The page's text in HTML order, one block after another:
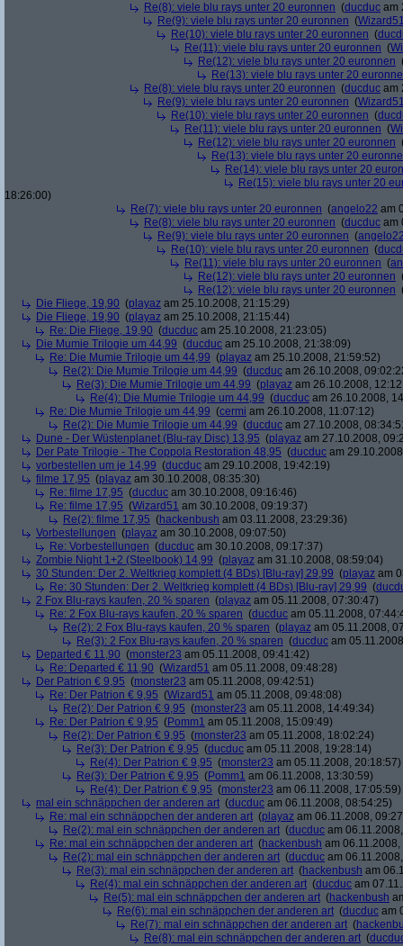
Re(8): viele blu rays unter 20 euronnen (ducduc am
Re(9): viele blu rays unter 20 euronnen (
Re(10): viele blu rays unter 20 euronnen (
Re(11): viele blu rays unter 20 euronnen (
Re(12): viele blu rays unter 20 euronnen
Re(13): viele blu rays unter 20
Re(8): viele blu rays unter 20 euronnen (ducduc am
Re(9): viele blu rays unter 20 euronnen (
Re(10): viele blu rays unter 20 euronnen (
Re(11): viele blu rays unter 20 euronnen (
Re(12): viele blu rays unter 20 euronnen
Re(13): viele blu rays unter 20
Re(14): viele blu rays unter 20
Re(15): viele blu rays unter 20
18:26:00)
Re(7): viele blu rays unter 20 euronnen (angelo22 am
Re(8): viele blu rays unter 20 euronnen (ducduc am
Re(9): viele blu rays unter 20 euronnen (
Re(10): viele blu rays unter 20 euronnen (
Re(11): viele blu rays unter 20 euronnen (
Re(12): viele blu rays unter 20 euronnen
Re(12): viele blu rays unter 20 euronnen
Die Fliege, 19,90 (playaz am 25.10.2008, 21:15:29)
Die Fliege, 19,90 (playaz am 25.10.2008, 21:15:44)
Re: Die Fliege, 19,90 (ducduc am 25.10.2008, 21:23:05)
Die Mumie Trilogie um 44,99 (ducduc am 25.10.2008, 21:38:09)
Re: Die Mumie Trilogie um 44,99 (playaz am 25.10.2008, 21:59:52)
Re(2): Die Mumie Trilogie um 44,99 (ducduc am 26.10.2008,
Re(3): Die Mumie Trilogie um 44,99 (playaz am 26.10.2008,
Re(4): Die Mumie Trilogie um 44,99 (ducduc am 26.10.2008,
Re: Die Mumie Trilogie um 44,99 (cermi am 26.10.2008, 11:07:12)
Re(2): Die Mumie Trilogie um 44,99 (ducduc am 27.10.2008,
Dune - Der Wüstenplanet (Blu-ray Disc) 13,95 (playaz am 27.10.2008,
Der Pate Trilogie - The Coppola Restoration 48,95 (ducduc am
vorbestellen um je 14,99 (ducduc am 29.10.2008, 19:42:19)
filme 17,95 (playaz am 30.10.2008, 08:35:30)
Re: filme 17,95 (ducduc am 30.10.2008, 09:16:46)
Re: filme 17,95 (Wizard51 am 30.10.2008, 09:19:37)
Re(2): filme 17,95 (hackenbush am 03.11.2008, 23:29:36)
Vorbestellungen (playaz am 30.10.2008, 09:07:50)
Re: Vorbestellungen (ducduc am 30.10.2008, 09:17:37)
Zombie Night 1+2 (Steelbook) 14,99 (playaz am 31.10.2008, 08:59:04)
30 Stunden: Der 2. Weltkrieg komplett (4 BDs) [Blu-ray] 29,99 (playaz am
Re: 30 Stunden: Der 2. Weltkrieg komplett (4 BDs) [Blu-ray] 29,99 (
2 Fox Blu-rays kaufen, 20 % sparen (playaz am 05.11.2008, 07:30:47)
Re: 2 Fox Blu-rays kaufen, 20 % sparen (ducduc am 05.11.2008,
Re(2): 2 Fox Blu-rays kaufen, 20 % sparen (playaz am 05.11.2008,
Re(3): 2 Fox Blu-rays kaufen, 20 % sparen (ducduc am
Departed € 11,90 (monster23 am 05.11.2008, 09:41:42)
Re: Departed € 11,90 (Wizard51 am 05.11.2008, 09:48:28)
Der Patrion € 9,95 (monster23 am 05.11.2008, 09:42:51)
Re: Der Patrion € 9,95 (Wizard51 am 05.11.2008, 09:48:08)
Re(2): Der Patrion € 9,95 (monster23 am 05.11.2008, 14:49:34)
Re: Der Patrion € 9,95 (Pomm1 am 05.11.2008, 15:09:49)
Re(2): Der Patrion € 9,95 (monster23 am 05.11.2008, 18:02:24)
Re(3): Der Patrion € 9,95 (ducduc am 05.11.2008, 19:28:14)
Re(4): Der Patrion € 9,95 (monster23 am 05.11.2008, 20:18:57)
Re(3): Der Patrion € 9,95 (Pomm1 am 06.11.2008, 13:30:59)
Re(4): Der Patrion € 9,95 (monster23 am 06.11.2008, 17:05:59)
mal ein schnäppchen der anderen art (ducduc am 06.11.2008, 08:54:25)
Re: mal ein schnäppchen der anderen art (playaz am 06.11.2008,
Re(2): mal ein schnäppchen der anderen art (ducduc am
Re: mal ein schnäppchen der anderen art (hackenbush am
Re(2): mal ein schnäppchen der anderen art (ducduc am
Re(3): mal ein schnäppchen der anderen art (hackenbush am
Re(4): mal ein schnäppchen der anderen art (ducduc am
Re(5): mal ein schnäppchen der anderen art (hackenbush
Re(6): mal ein schnäppchen der anderen art (ducduc am
Re(7): mal ein schnäppchen der anderen art (
Re(8): mal ein schnäppchen der anderen art (